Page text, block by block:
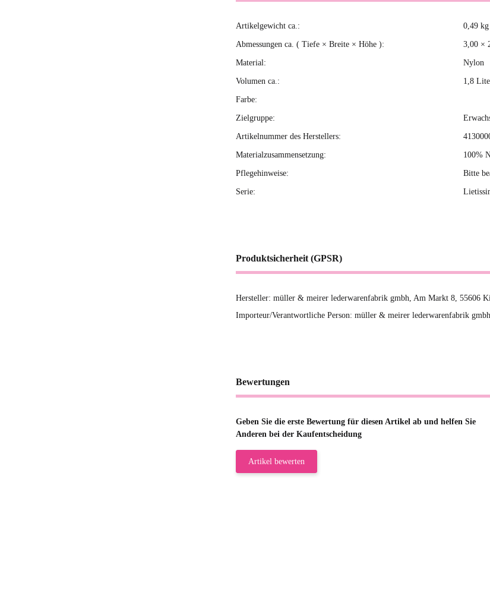
Produkteigenschaft
Wert
Artikelgewicht ca.: 0,49 kg
Abmessungen ca. ( Tiefe × Breite × Höhe ): 3,00 ×
Material: Nylon
Volumen ca.: 1,8
Farbe:
Zielgruppe:
Artikelnummer des Herstellers:
Materialzusammensetzung: 100%
Pflegehinweise: Bitte
Serie:
Produktsicherheit (GPSR)
Hersteller: müller & meirer lederwarenfabrik gmbh, Am Markt 8, 55606
Importeur/Verantwortliche Person: müller & meirer lederwarenfabrik gmbh
Bewertungen
Geben Sie die erste Bewertung für diesen Artikel ab und helfen Sie
Anderen bei der Kaufentscheidung
Artikel bewerten